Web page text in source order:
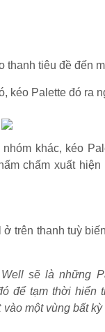
thanh tiêu đề đến
kéo Palette đó ra
khác, kéo
chấm xuất hiện
trên thanh tuỳ
sẽ là những
để tạm thời hiển
một vùng bất